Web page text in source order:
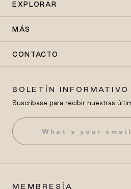
EXPLORAR
MÁS
CONTACTO
BOLETÍN INFORMATIVO
Suscríbase para recibir nuestras
MEMBRESÍA